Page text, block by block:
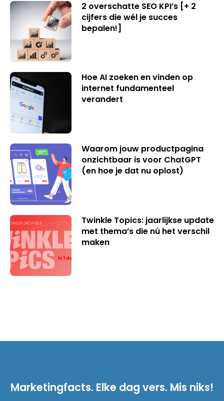
2 overschatte SEO KPI’s [+ 2
cijfers die wél je succes
bepalen!]
Hoe AI zoeken en vinden op
internet fundamenteel
verandert
Waarom jouw productpagina
onzichtbaar is voor ChatGPT
(en hoe je dat nu oplost)
Twinkle Topics: jaarlijkse update
met thema’s die nú het verschil
maken
Marketingfacts. Elke dag vers. Mis niks!